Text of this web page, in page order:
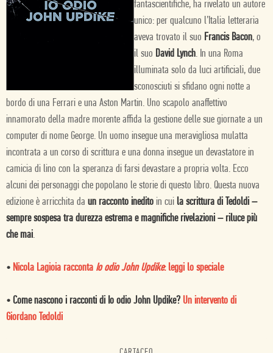
fantascientifiche, ha rivelato un autore
unico: per qualcuno l’Italia letteraria
aveva trovato il suo Francis Bacon, o
il suo David Lynch. In una Roma
illuminata solo da luci artificiali, due
sconosciuti si sfidano ogni notte a
bordo di una Ferrari e una Aston Martin. Uno scapolo anaffettivo
innamorato della madre morente affida la gestione delle sue giornate a un
computer di nome George. Un uomo insegue una meravigliosa mulatta
incontrata a un corso di scrittura e una donna insegue un devastatore in
camicia di lino con la speranza di farsi devastare a propria volta. Ecco
alcuni dei personaggi che popolano le storie di questo libro. Questa nuova
edizione è arricchita da un racconto inedito in cui la scrittura di Tedoldi –
sempre sospesa tra durezza estrema e magnifiche rivelazioni – riluce più
che mai.
• Nicola Lagioia racconta Io odio John Updike: leggi lo speciale
• Come nascono i racconti di Io odio John Updike? Un intervento di
Giordano Tedoldi